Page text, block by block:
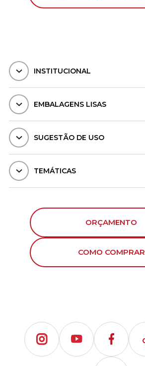
INSTITUCIONAL
EMBALAGENS LISAS
SUGESTÃO DE USO
TEMÁTICAS
ORÇAMENTO
COMO COMPRAR